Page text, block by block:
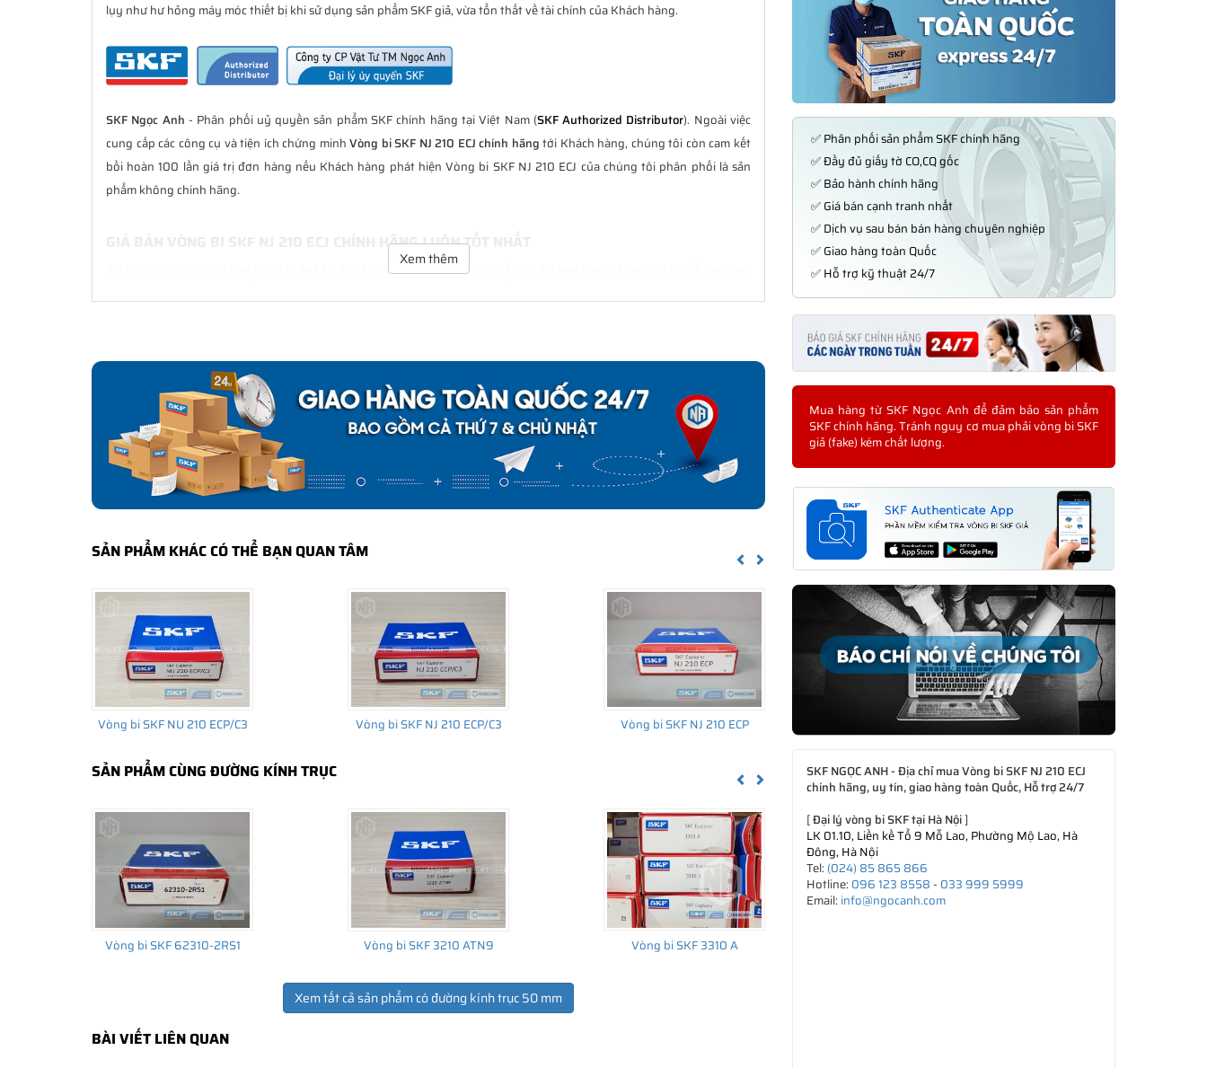
lụy như hư hỏng máy móc thiết bị khi sử dụng sản phẩm SKF giả, vừa tổn thất về tài chính của Khách hàng.
SKF Ngọc Anh - Phân phối uỷ quyền sản phẩm SKF chính hãng tại Việt Nam (SKF Authorized Distributor). Ngoài việc
cung cấp các công cụ và tiện ích chứng minhVòng bi SKF NJ 210 ECJ chính hãngtới Khách hàng, chúng tôi còn cam kết
bồi hoàn 100 lần giá trị đơn hàng nếu Khách hàng phát hiện Vòng bi SKF NJ 210 ECJ của chúng tôi phân phối là sản
phẩm không chính hãng.
GIÁ BÁN VÒNG BI SKF NJ 210 ECJ CHÍNH HÃNG LUÔN TỐT NHẤT
giá bán Vòng bi SKF NJ 210 ECJ luôn là tốt nhất với nhiều ưu đãi kèm theo và các dịch vụ hẫu mãi sau
CHẾ ĐỘ BẢO HÀNH VÒNG BI SKF NJ 210 ECJ CHÍNH HÃNG
Tất cả các sản phẩm SKF chính hãng doSKF Ngọc Anhphân phối đều được bảo hành chính hãng theo đúng tiêu chuẩn
bảo hành của nhà sản xuất.
CÁCH NHẬN BIẾT VÀ PHÂN BIỆT VÒNG BI SKF NJ 210 ECJ CHÍNH HÃNG
Mua hàng tại các đại lý ủy quyền của SKF để yên tâm về nguồn gốc của sản phẩm. Ngoài ra bạn cũng có thể tự kiểm tra
✅ Những cách phân biệt vòng bi SKF giả bằng mắt thường
✅Cảnh báo của chuyên gia SKF về vòng bi SKF giả
Xem thêm
SẢN PHẨM KHÁC CÓ THỂ BẠN QUAN TÂM Previous
Vòng bi SKF NU 210 ECP/C3 Vòng bi SKF NJ 210 ECP/C3 Vòng bi SKF NJ 210 ECP
SẢN PHẨM CÙNG ĐƯỜNG KÍNH TRỤC Previous
Vòng bi SKF 62310-2RS1 Vòng bi SKF 3210 ATN9 Vòng bi SKF 3310 A
Xem tất cả sản phẩm có đường kính trục 50 mm
BÀI VIẾT LIÊN QUAN
✅ Phân phối sản phẩm SKF chính hãng
✅ Đầy đủ giấy tờ CO,CQ gốc
✅ Bảo hành chính hãng
✅ Giá bán cạnh tranh nhất
✅ Dịch vụ sau bán bán hàng chuyên nghiệp
✅ Giao hàng toàn Quốc
✅ Hỗ trợ kỹ thuật 24/7
Mua hàng từ SKF Ngọc Anh để đảm bảo sản phẩm
SKF chính hãng. Tránh nguy cơ mua phải vòng bi SKF
giả (fake) kém chất lượng.
SKF NGỌC ANH - Địa chỉ mua Vòng bi SKF NJ 210 ECJ
chính hãng, uy tín, giao hàng toàn Quốc, Hỗ trợ 24/7
[Đại lý vòng bi SKF tại Hà Nội]
LK 01.10, Liền kề Tổ 9 Mỗ Lao, Phường Mộ Lao, Hà
Đông, Hà Nội
Tel: (024) 85 865 866
Hotline: 096 123 8558- 033 999 5999
Email: info@ngocanh.com